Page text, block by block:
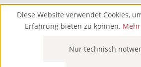
Diese Website verwendet Cookies,
Erfahrung bieten zu können.
Nur technisch